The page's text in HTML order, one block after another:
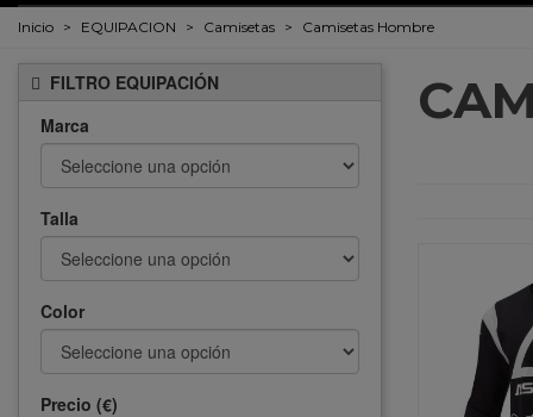
Inicio > EQUIPACION > Camisetas > Camisetas Hombre
FILTRO EQUIPACIÓN
Marca
Talla
Color
Precio (€)